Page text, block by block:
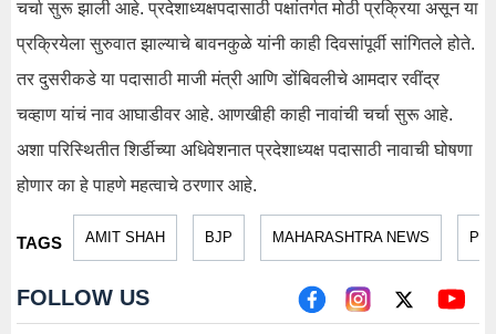
चर्चा सुरू झाली आहे. प्रदेशाध्यक्षपदासाठी पक्षांतर्गत मोठी प्रक्रिया असून या
प्रक्रियेला सुरुवात झाल्याचे बावनकुळे यांनी काही दिवसांपूर्वी सांगितले होते.
तर दुसरीकडे या पदासाठी माजी मंत्री आणि डोंबिवलीचे आमदार रवींद्र
चव्हाण यांचं नाव आघाडीवर आहे. आणखीही काही नावांची चर्चा सुरू आहे.
अशा परिस्थितीत शिर्डीच्या अधिवेशनात प्रदेशाध्यक्ष पदासाठी नावाची घोषणा
होणार का हे पाहणे महत्वाचे ठरणार आहे.
TAGS AMIT SHAH BJP MAHARASHTRA NEWS
FOLLOW US